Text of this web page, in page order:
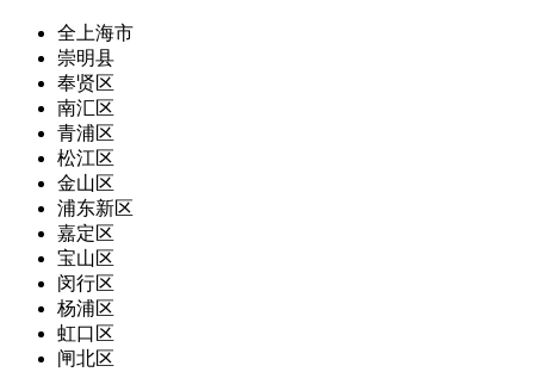
全上海市
崇明县
奉贤区
南汇区
青浦区
松江区
金山区
浦东新区
嘉定区
宝山区
闵行区
杨浦区
虹口区
闸北区